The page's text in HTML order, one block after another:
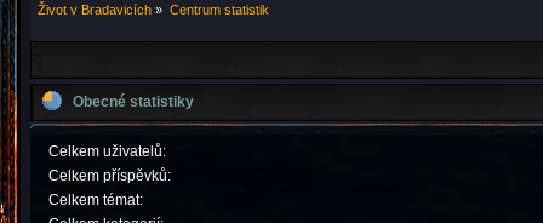
Život v Bradavicích » Centrum statistik
Obecné statistiky
Celkem uživatelů:
Celkem příspěvků:
Celkem témat: